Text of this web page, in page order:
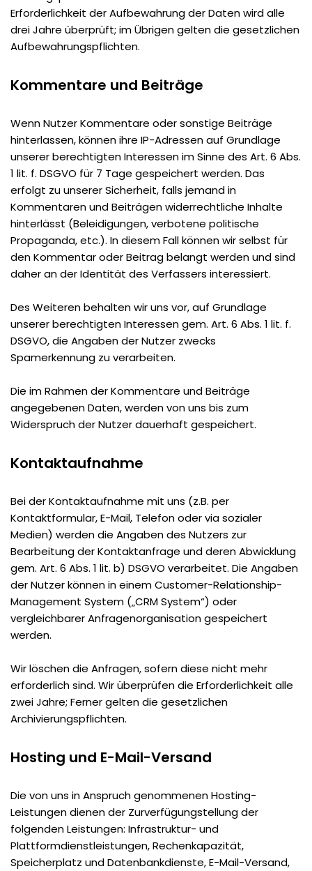
Erforderlichkeit der Aufbewahrung der Daten wird alle
drei Jahre überprüft; im Übrigen gelten die gesetzlichen
Aufbewahrungspflichten.
Kommentare und Beiträge
Wenn Nutzer Kommentare oder sonstige Beiträge
hinterlassen, können ihre IP-Adressen auf Grundlage
unserer berechtigten Interessen im Sinne des Art. 6 Abs.
1 lit. f. DSGVO für 7 Tage gespeichert werden. Das
erfolgt zu unserer Sicherheit, falls jemand in
Kommentaren und Beiträgen widerrechtliche Inhalte
hinterlässt (Beleidigungen, verbotene politische
Propaganda, etc.). In diesem Fall können wir selbst für
den Kommentar oder Beitrag belangt werden und sind
daher an der Identität des Verfassers interessiert.
Des Weiteren behalten wir uns vor, auf Grundlage
unserer berechtigten Interessen gem. Art. 6 Abs. 1 lit. f.
DSGVO, die Angaben der Nutzer zwecks
Spamerkennung zu verarbeiten.
Die im Rahmen der Kommentare und Beiträge
angegebenen Daten, werden von uns bis zum
Widerspruch der Nutzer dauerhaft gespeichert.
Kontaktaufnahme
Bei der Kontaktaufnahme mit uns (z.B. per
Kontaktformular, E-Mail, Telefon oder via sozialer
Medien) werden die Angaben des Nutzers zur
Bearbeitung der Kontaktanfrage und deren Abwicklung
gem. Art. 6 Abs. 1 lit. b) DSGVO verarbeitet. Die Angaben
der Nutzer können in einem Customer-Relationship-
Management System („CRM System“) oder
vergleichbarer Anfragenorganisation gespeichert
werden.
Wir löschen die Anfragen, sofern diese nicht mehr
erforderlich sind. Wir überprüfen die Erforderlichkeit alle
zwei Jahre; Ferner gelten die gesetzlichen
Archivierungspflichten.
Hosting und E-Mail-Versand
Die von uns in Anspruch genommenen Hosting-
Leistungen dienen der Zurverfügungstellung der
folgenden Leistungen: Infrastruktur- und
Plattformdienstleistungen, Rechenkapazität,
Speicherplatz und Datenbankdienste, E-Mail-Versand,